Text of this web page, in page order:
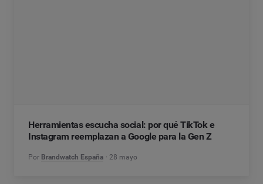
Herramientas escucha social: por qué TikTok e
Instagram reemplazan a Google para la Gen Z
Por Brandwatch España 28 mayo